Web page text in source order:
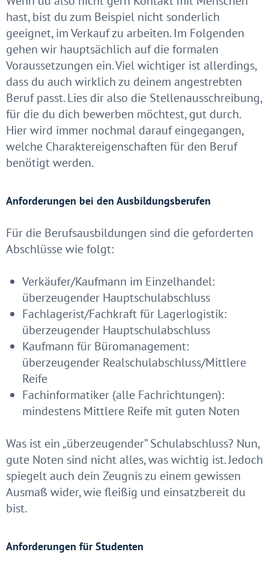
hast, bist du zum Beispiel nicht sonderlich
geeignet, im Verkauf zu arbeiten. Im Folgenden
gehen wir hauptsächlich auf die formalen
Voraussetzungen ein. Viel wichtiger ist allerdings,
dass du auch wirklich zu deinem angestrebten
Beruf passt. Lies dir also die Stellenausschreibung,
für die du dich bewerben möchtest, gut durch.
Hier wird immer nochmal darauf eingegangen,
welche Charaktereigenschaften für den Beruf
benötigt werden.
Anforderungen bei den Ausbildungsberufen
Für die Berufsausbildungen sind die geforderten
Abschlüsse wie folgt:
Verkäufer/Kaufmann im Einzelhandel:
überzeugender Hauptschulabschluss
Fachlagerist/Fachkraft für Lagerlogistik:
überzeugender Hauptschulabschluss
Kaufmann für Büromanagement:
überzeugender Realschulabschluss/Mittlere
Reife
Fachinformatiker (alle Fachrichtungen):
mindestens Mittlere Reife mit guten Noten
Was ist ein „überzeugender” Schulabschluss? Nun,
gute Noten sind nicht alles, was wichtig ist. Jedoch
spiegelt auch dein Zeugnis zu einem gewissen
Ausmaß wider, wie fleißig und einsatzbereit du
bist.
Anforderungen für Studenten